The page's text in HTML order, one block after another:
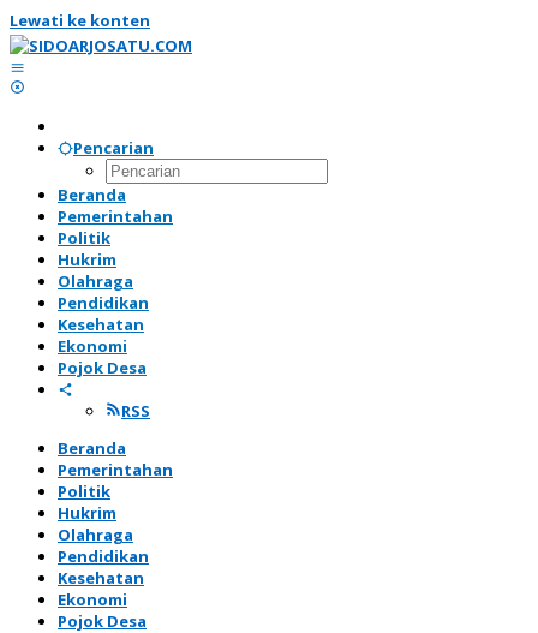
Lewati ke konten
Pencarian
Beranda
Pemerintahan
Politik
Hukrim
Olahraga
Pendidikan
Kesehatan
Ekonomi
Pojok Desa
RSS
Beranda
Pemerintahan
Politik
Hukrim
Olahraga
Pendidikan
Kesehatan
Ekonomi
Pojok Desa